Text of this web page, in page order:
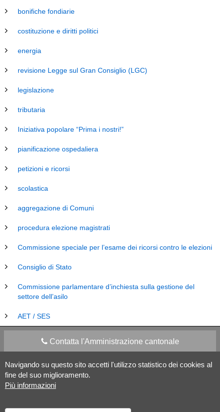
Navigando su questo sito accetti l'utilizzo statistico dei cookies al
fine del suo miglioramento.
Più informazioni
bonifiche fondiarie
costituzione e diritti politici
energia
revisione Legge sul Gran Consiglio (LGC)
legislazione
tributaria
Iniziativa popolare “Prima i nostri!”
pianificazione ospedaliera
petizioni e ricorsi
scolastica
aggregazione di Comuni
procedura elezione magistrati
Commissione speciale per l’esame dei ricorsi contro le elezioni
Consiglio di Stato
Commissione parlamentare d’inchiesta sulla gestione del
settore dell’asilo
AET / SES
Contatta l'Amministrazione cantonale
Apps Mobile Social media